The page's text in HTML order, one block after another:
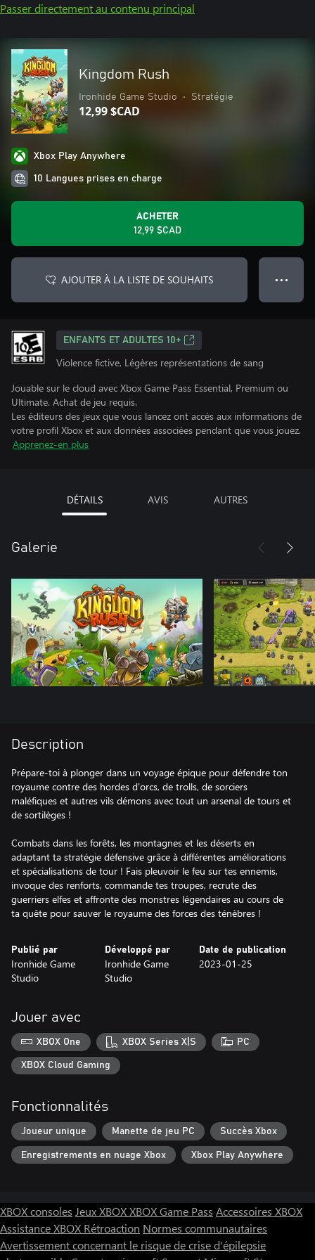
Passer directement au contenu principal
Kingdom Rush
Ironhide Game Studio • Stratégie
12,99 $CAD
Xbox Play Anywhere
10 Langues prises en charge
ACHETER
12,99 $CAD
AJOUTER À LA LISTE DE SOUHAITS ● ● ●
ENFANTS ET ADULTES 10+
Violence fictive, Légères représentations de sang
Jouable sur le cloud avec Xbox Game Pass Essential, Premium ou
Ultimate. Achat de jeu requis.
Les éditeurs des jeux que vous lancez ont accès aux informations de
votre profil Xbox et aux données associées pendant que vous jouez.
Apprenez-en plus
DÉTAILS AVIS AUTRES
Galerie
Description
Prépare-toi à plonger dans un voyage épique pour défendre ton
royaume contre des hordes d'orcs, de trolls, de sorciers
maléfiques et autres vils démons avec tout un arsenal de tours et
de sortilèges !
Combats dans les forêts, les montagnes et les déserts en
adaptant ta stratégie défensive grâce à différentes améliorations
et spécialisations de tour ! Fais pleuvoir le feu sur tes ennemis,
invoque des renforts, commande tes troupes, recrute des
guerriers elfes et affronte des monstres légendaires au cours de
ta quête pour sauver le royaume des forces des ténèbres !
Publié par
Ironhide Game
Studio
Développé par
Ironhide Game
Studio
Date de publication
2023-01-25
Jouer avec
XBOX One XBOX Series X|S PC
XBOX Cloud Gaming
Fonctionnalités
Joueur unique Manette de jeu PC Succès Xbox
Enregistrements en nuage Xbox Xbox Play Anywhere
XBOX consoles Jeux XBOXXBOX Game Pass Accessoires XBOX
Assistance XBOX Rétroaction Normes communautaires
Avertissement concernant le risque de crise d'épilepsie